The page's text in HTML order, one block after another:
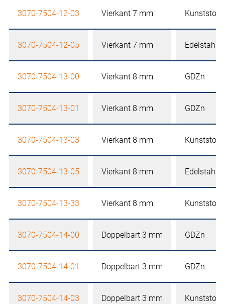
3070-7504-12-03 Vierkant 7 mm Kunststoff
3070-7504-12-05 Vierkant 7 mm Edelstahl
3070-7504-13-00 Vierkant 8 mm GDZn
3070-7504-13-01 Vierkant 8 mm GDZn
3070-7504-13-03 Vierkant 8 mm Kunststoff
3070-7504-13-05 Vierkant 8 mm Edelstahl
3070-7504-13-33 Vierkant 8 mm Kunststoff
3070-7504-14-00 Doppelbart 3 mm GDZn
3070-7504-14-01 Doppelbart 3 mm GDZn
3070-7504-14-03 Doppelbart 3 mm Kunststoff